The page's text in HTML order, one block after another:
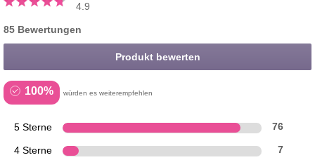
4.9
85 Bewertungen
Produkt bewerten
100% würden es weiterempfehlen
5 Sterne 76
4 Sterne 7